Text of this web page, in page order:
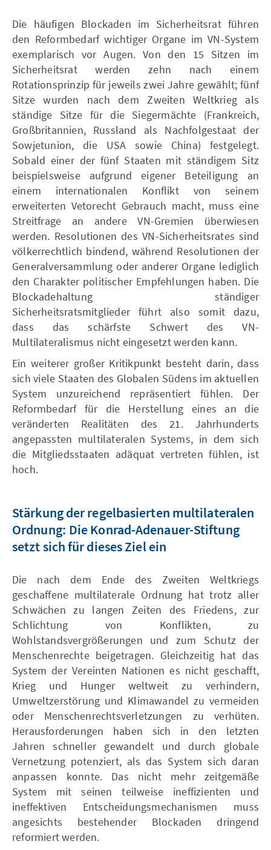
Die häufigen Blockaden im Sicherheitsrat führen
den Reformbedarf wichtiger Organe im VN-System
exemplarisch vor Augen. Von den 15 Sitzen im
Sicherheitsrat werden zehn nach einem
Rotationsprinzip für jeweils zwei Jahre gewählt; fünf
Sitze wurden nach dem Zweiten Weltkrieg als
ständige Sitze für die Siegermächte (Frankreich,
Großbritannien, Russland als Nachfolgestaat der
Sowjetunion, die USA sowie China) festgelegt.
Sobald einer der fünf Staaten mit ständigem Sitz
beispielsweise aufgrund eigener Beteiligung an
einem internationalen Konflikt von seinem
erweiterten Vetorecht Gebrauch macht, muss eine
Streitfrage an andere VN-Gremien überwiesen
werden. Resolutionen des VN-Sicherheitsrates sind
völkerrechtlich bindend, während Resolutionen der
Generalversammlung oder anderer Organe lediglich
den Charakter politischer Empfehlungen haben. Die
Blockadehaltung ständiger
Sicherheitsratsmitglieder führt also somit dazu,
dass das schärfste Schwert des VN-
Multilateralismus nicht eingesetzt werden kann.
Ein weiterer großer Kritikpunkt besteht darin, dass
sich viele Staaten des Globalen Südens im aktuellen
System unzureichend repräsentiert fühlen. Der
Reformbedarf für die Herstellung eines an die
veränderten Realitäten des 21. Jahrhunderts
angepassten multilateralen Systems, in dem sich
die Mitgliedsstaaten adäquat vertreten fühlen, ist
hoch.
Stärkung der regelbasierten multilateralen
Ordnung: Die Konrad-Adenauer-Stiftung
setzt sich für dieses Ziel ein
Die nach dem Ende des Zweiten Weltkriegs
geschaffene multilaterale Ordnung hat trotz aller
Schwächen zu langen Zeiten des Friedens, zur
Schlichtung von Konflikten, zu
Wohlstandsvergrößerungen und zum Schutz der
Menschenrechte beigetragen. Gleichzeitig hat das
System der Vereinten Nationen es nicht geschafft,
Krieg und Hunger weltweit zu verhindern,
Umweltzerstörung und Klimawandel zu vermeiden
oder Menschenrechtsverletzungen zu verhüten.
Herausforderungen haben sich in den letzten
Jahren schneller gewandelt und durch globale
Vernetzung potenziert, als das System sich daran
anpassen konnte. Das nicht mehr zeitgemäße
System mit seinen teilweise ineffizienten und
ineffektiven Entscheidungsmechanismen muss
angesichts bestehender Blockaden dringend
reformiert werden.